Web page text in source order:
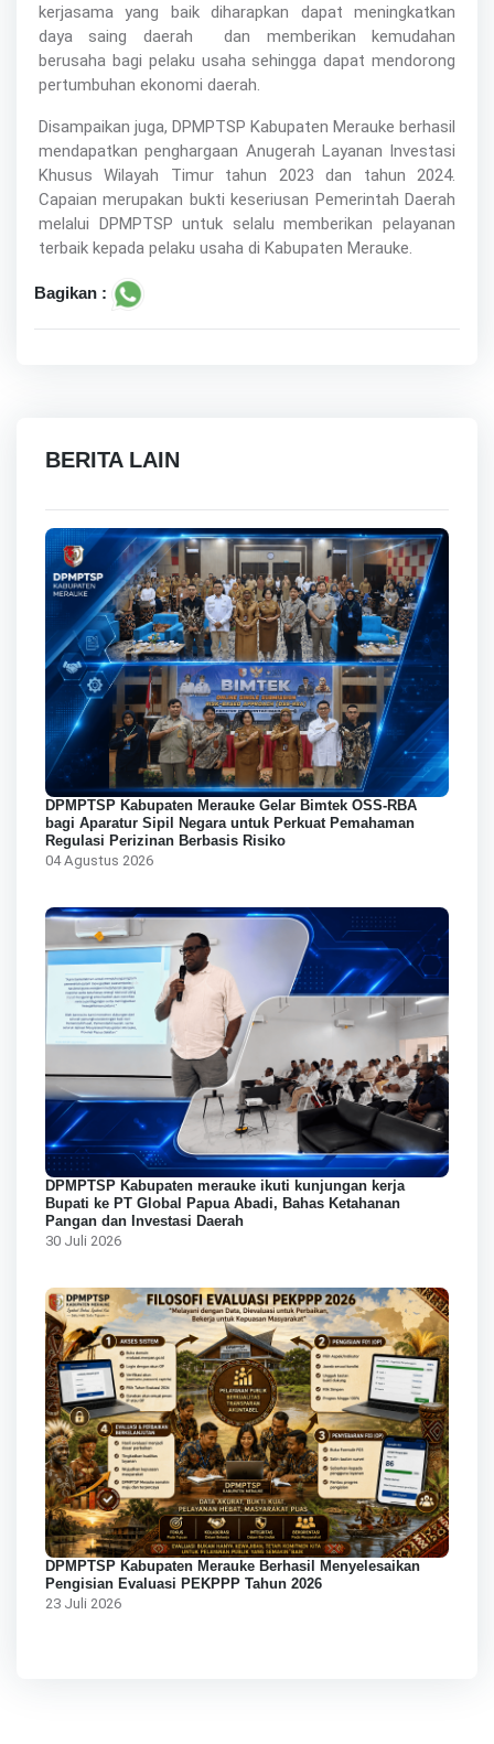
kerjasama yang baik diharapkan dapat meningkatkan
daya saing daerah
dan memberikan kemudahan
berusaha bagi pelaku usaha sehingga dapat mendorong
pertumbuhan ekonomi daerah.
Disampaikan juga, DPMPTSP Kabupaten Merauke berhasil
mendapatkan penghargaan Anugerah Layanan Investasi
Khusus Wilayah Timur tahun 2023 dan tahun 2024.
Capaian merupakan bukti keseriusan Pemerintah Daerah
melalui DPMPTSP untuk selalu memberikan pelayanan
terbaik kepada pelaku usaha di Kabupaten Merauke.
Bagikan :
BERITA LAIN
DPMPTSP Kabupaten Merauke Gelar Bimtek OSS-RBA
bagi Aparatur Sipil Negara untuk Perkuat Pemahaman
Regulasi Perizinan Berbasis Risiko
04 Agustus 2026
DPMPTSP Kabupaten merauke ikuti kunjungan kerja
Bupati ke PT Global Papua Abadi, Bahas Ketahanan
Pangan dan Investasi Daerah
30 Juli 2026
DPMPTSP Kabupaten Merauke Berhasil Menyelesaikan
Pengisian Evaluasi PEKPPP Tahun 2026
23 Juli 2026